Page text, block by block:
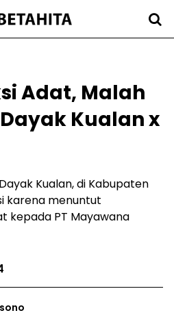
Adat, Malah
Kualan x
Kualan, di Kabupaten
karena menuntut
kepada PT Mayawana